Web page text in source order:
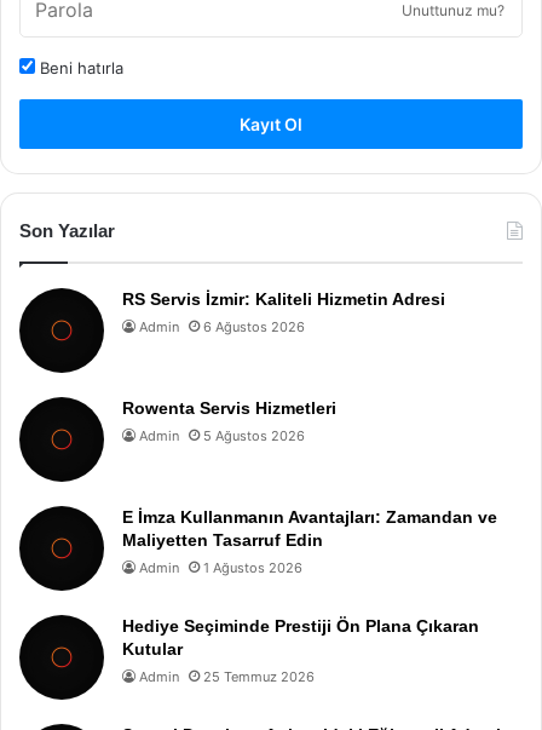
Unuttunuz mu?
Beni hatırla
Kayıt Ol
Son Yazılar
RS Servis İzmir: Kaliteli Hizmetin Adresi
Admin 6 Ağustos 2026
Rowenta Servis Hizmetleri
Admin 5 Ağustos 2026
E İmza Kullanmanın Avantajları: Zamandan ve
Maliyetten Tasarruf Edin
Admin 1 Ağustos 2026
Hediye Seçiminde Prestiji Ön Plana Çıkaran
Kutular
Admin 25 Temmuz 2026